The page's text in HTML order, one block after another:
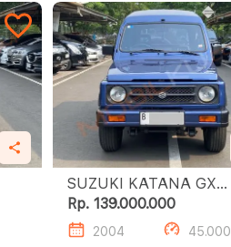
SUZUKI KATANA GX
MANUAL
Rp. 139.000.000
2004 45.000